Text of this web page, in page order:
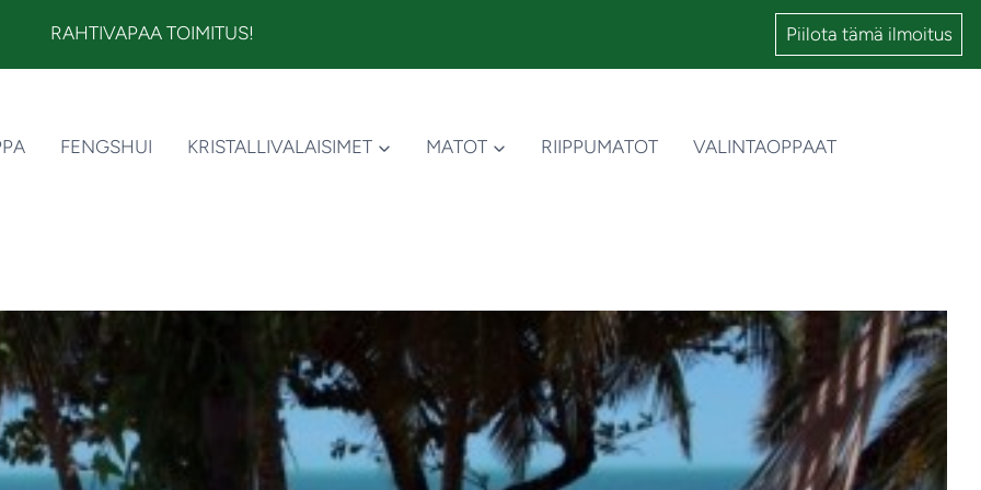
RAHTIVAPAA TOIMITUS! Piilota tämä ilmoitus
FENGSHUI KRISTALLIVALAISIMET MATOT RIIPPUMATOT VALINTAOPPAAT